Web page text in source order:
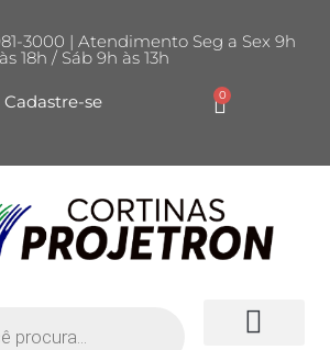
3000 | Atendimento Seg a Sex 9h
às 18h / Sáb 9h às 13h
se 0